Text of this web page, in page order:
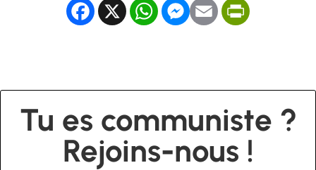
Facebook
X WhatsApp
Messenger
Email
Tu es communiste ?
Rejoins-nous !